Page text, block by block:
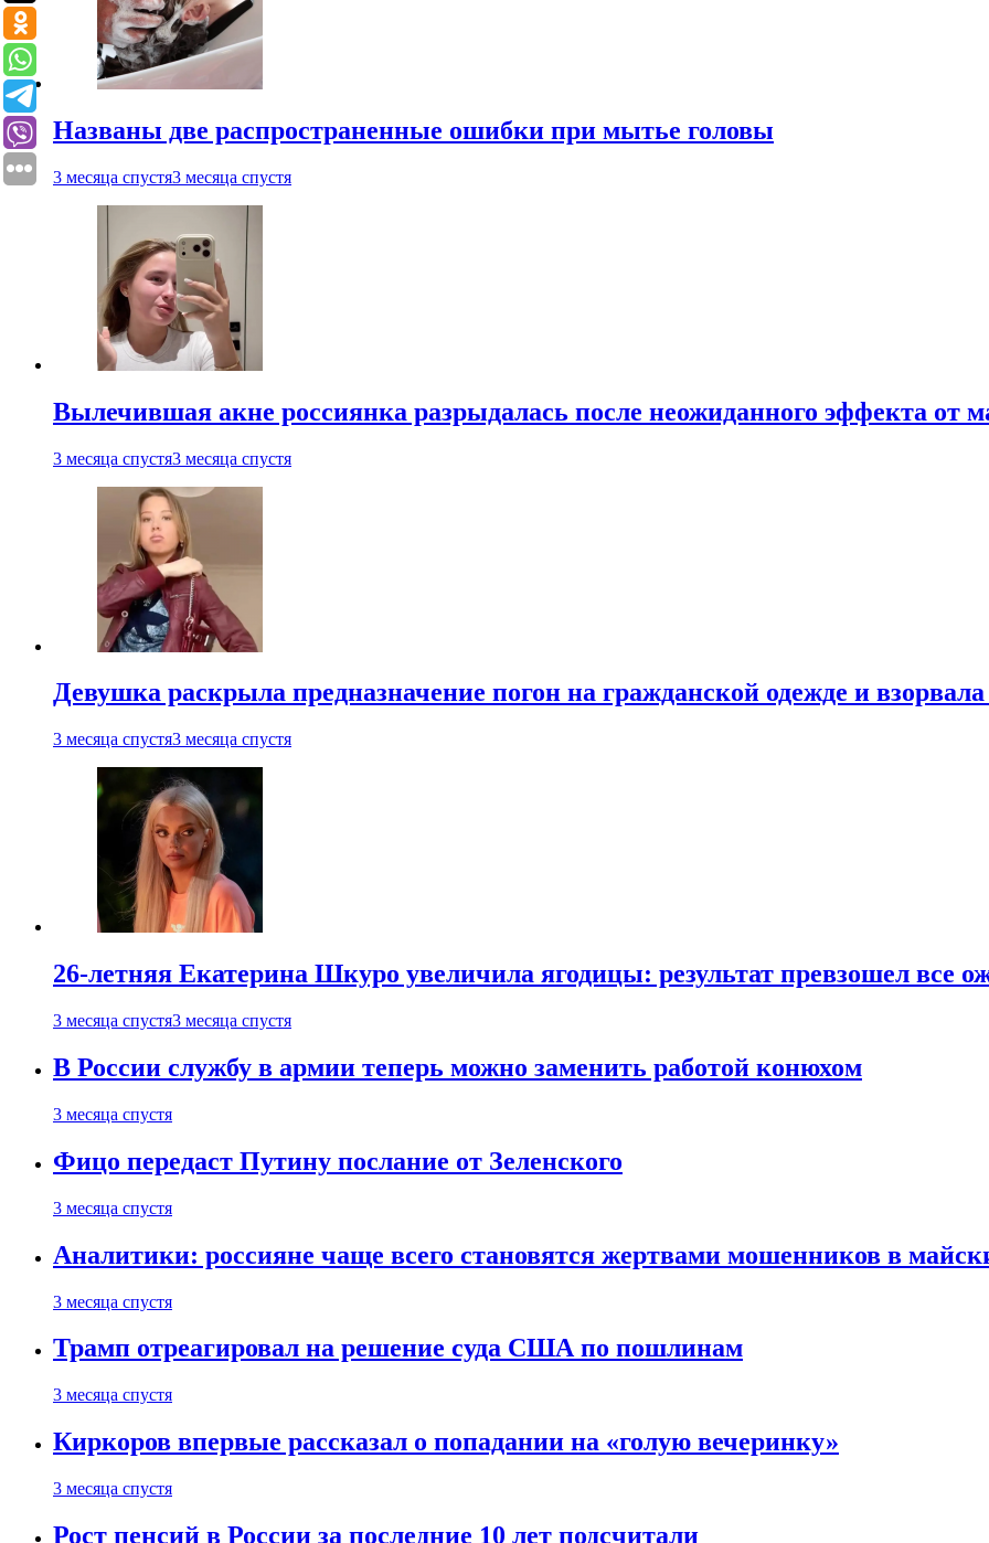
Названы две распространенные ошибки при мытье головы
3 месяца спустя3 месяца спустя
Вылечившая акне россиянка разрыдалась после неожиданного эффекта от
3 месяца спустя3 месяца спустя
Девушка раскрыла предназначение погон на гражданской одежде и взорвала
3 месяца спустя3 месяца спустя
26-летняя Екатерина Шкуро увеличила ягодицы: результат превзошел все
3 месяца спустя3 месяца спустя
В России службу в армии теперь можно заменить работой конюхом
3 месяца спустя
Фицо передаст Путину послание от Зеленского
3 месяца спустя
Аналитики: россияне чаще всего становятся жертвами мошенников в
3 месяца спустя
Трамп отреагировал на решение суда США по пошлинам
3 месяца спустя
Киркоров впервые рассказал о попадании на «голую вечеринку»
3 месяца спустя
Рост пенсий в России за последние 10 лет подсчитали